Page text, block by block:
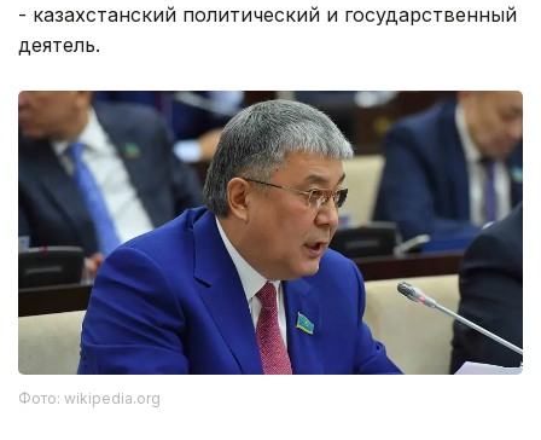
- казахстанский политический и государственный
деятель.
Фото: wikipedia.org